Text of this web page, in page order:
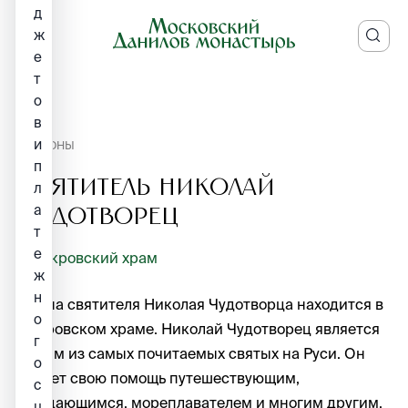
ИКОНЫ
Святитель Николай
Чудотворец
Покровский храм
Икона святителя Николая Чудотворца находится в
Покровском храме. Николай Чудотворец является
одним из самых почитаемых святых на Руси. Он
являет свою помощь путешествующим,
нуждающимся, мореплавателем и многим другим.
д
ж
е
т
о
в
и
п
л
а
т
е
ж
н
о
г
о
с